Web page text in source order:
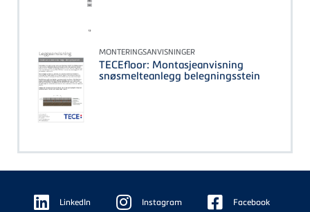
MONTERINGSANVISNINGER
TECEfloor: Montasjeanvisning
snøsmelteanlegg belegningsstein
Floating
Sidebar LinkedIn Instagram Facebook